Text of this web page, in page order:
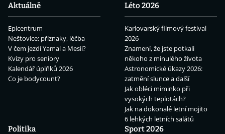
Aktuálně
Epicentrum
Neštovice: příznaky, léčba
V čem jezdí Yamal a Mesii?
Kvízy pro seniory
Kalendář úplňků 2026
Co je bodycount?
Léto 2026
Karlovarský filmový festival
2026
Znamení, že jste potkali
někoho z minulého života
Astronomické úkazy 2026:
zatmění slunce a další
Jak obléci miminko při
vysokých teplotách?
Jak na dokonalé letní mojito
6 lehkých letních salátů
Politika
Sport 2026